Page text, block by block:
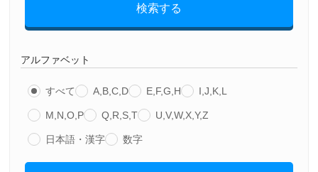
検索する
アルファベット
すべて A,B,C,D E,F,G,H I,J,K,L
M,N,O,P Q,R,S,T U,V,W,X,Y,Z
日本語・漢字 数字